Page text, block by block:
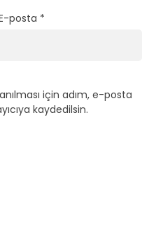
posta *
için adım, e-posta
kaydedilsin.